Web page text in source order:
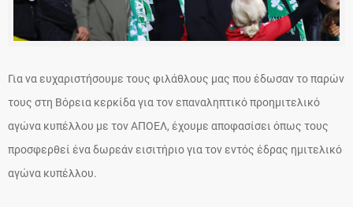
Για να ευχαριστήσουμε τους φιλάθλους μας που έδωσαν το παρών
τους στη Βόρεια κερκίδα για τον επαναληπτικό προημιτελικό
αγώνα κυπέλλου με τον ΑΠΟΕΛ, έχουμε αποφασίσει όπως τους
προσφερθεί ένα δωρεάν εισιτήριο για τον εντός έδρας ημιτελικό
αγώνα κυπέλλου.